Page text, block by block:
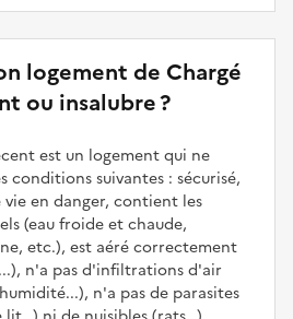
logement de Chargé
ou insalubre ?
est un logement qui ne
conditions suivantes : sécurisé,
en danger, contient les
(eau froide et chaude,
etc.), est aéré correctement
n'a pas d'infiltrations d'air
n'a pas de parasites